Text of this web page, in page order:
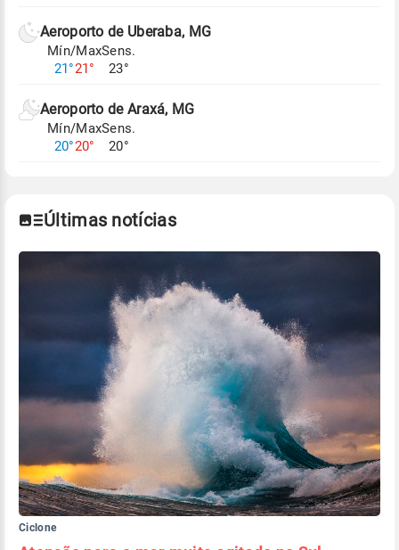
Aeroporto de Uberaba, MG
Mín/Max
21°21°
Sens.
23°
Aeroporto de Araxá, MG
Mín/Max
20°20°
Sens.
20°
Últimas notícias
Ciclone